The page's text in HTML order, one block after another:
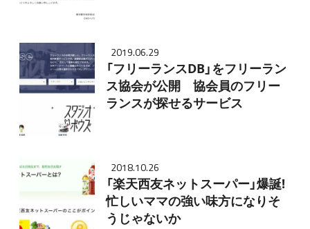
2019.06.29
「フリーランスDB」をフリーラン
ス協会が公開 協会員のフリー
ランスが探せるサービス
2018.10.26
「楽天西友ネットスーパー」爆誕!
忙しいママの強い味方になりそ
うじゃないか